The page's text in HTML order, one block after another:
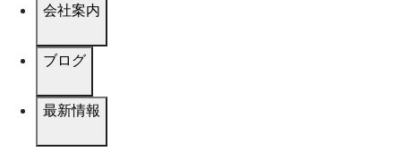
会社案内
ブログ
最新情報